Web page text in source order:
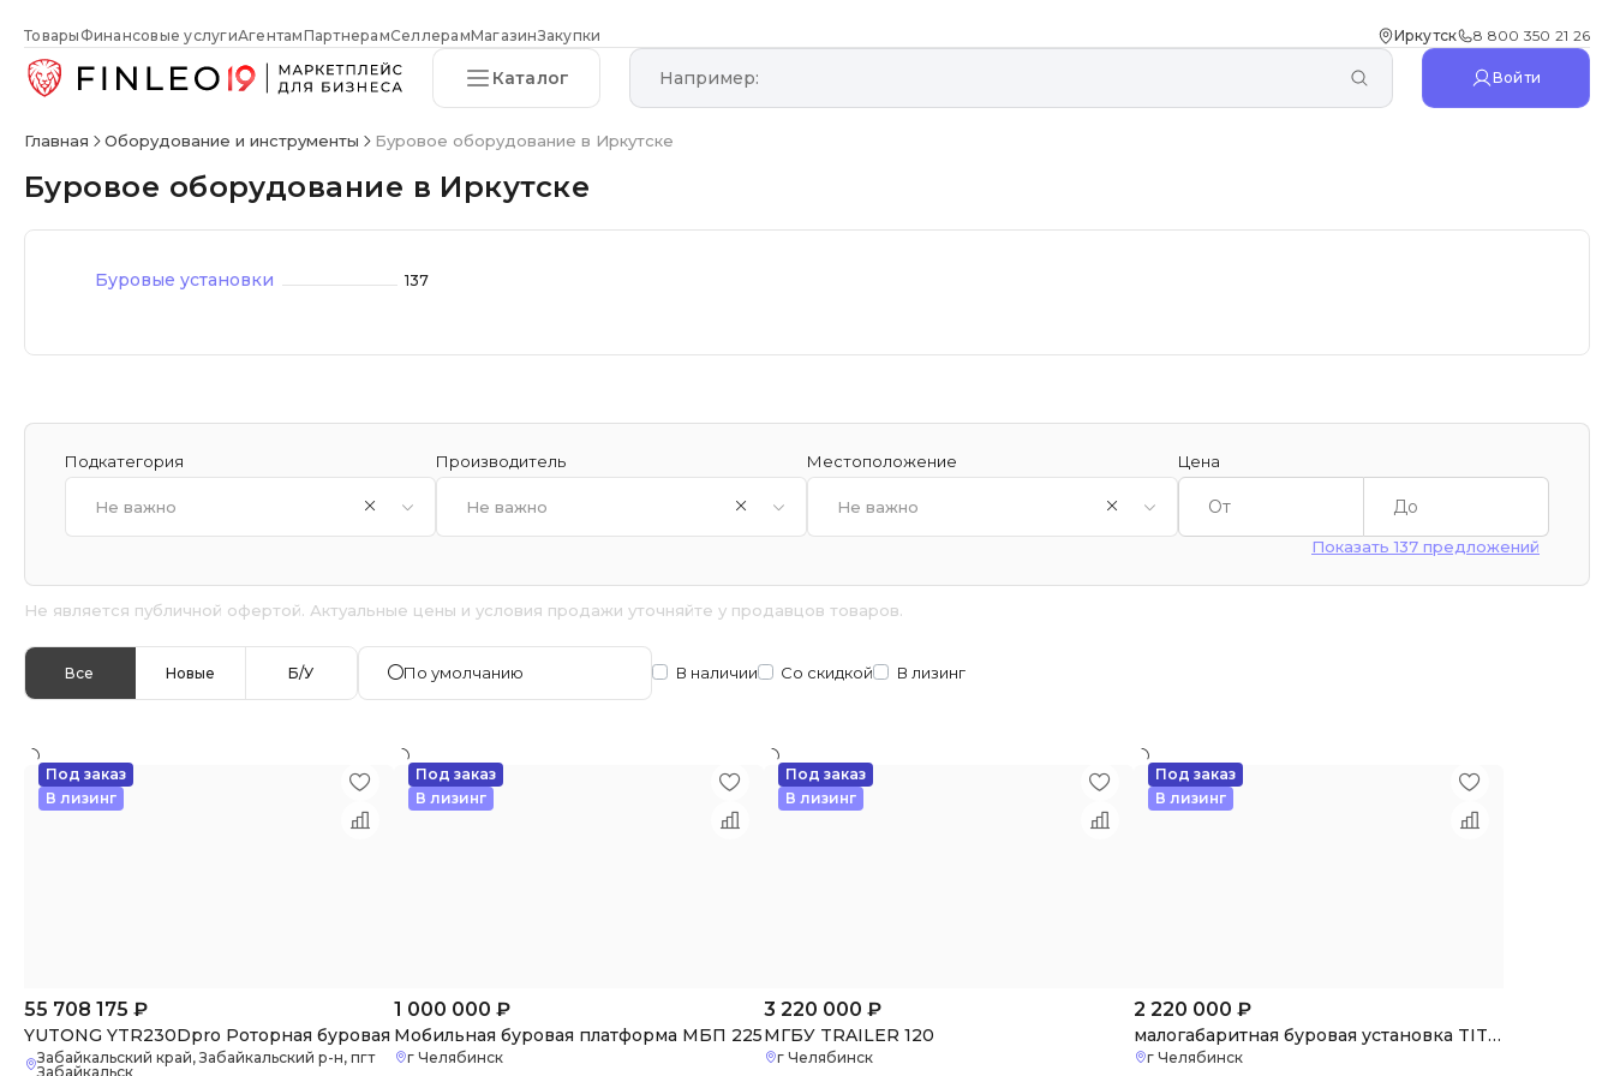
Товары Финансовые услугиАгентамПартнерамСеллерамМагазинЗакупки Иркутск 8 800 350 21 26
Каталог Войти
Главная Оборудование и инструменты Буровое оборудование в Иркутске
Буровое оборудование в Иркутске
Буровые установки 137
Подкатегория
Не важно
Производитель
Не важно
Местоположение
Не важно
Цена
Показать 137 предложений
Не является публичной офертой. Актуальные цены и условия продажи уточняйте у продавцов товаров.
Все Новые Б/У По умолчанию В наличии Со скидкой В лизинг
Под заказ
В лизинг
55 708 175 ₽
YUTONG YTR230Dpro Роторная буровая
Забайкальский край, Забайкальский р-н, пгт
Забайкальск
Под заказ
В лизинг
1 000 000 ₽
Мобильная буровая платформа МБП 225
г Челябинск
Под заказ
В лизинг
3 220 000 ₽
МГБУ TRAILER 120
г Челябинск
Под заказ
В лизинг
2 220 000 ₽
малогабаритная буровая установка TITAN Compact
г Челябинск